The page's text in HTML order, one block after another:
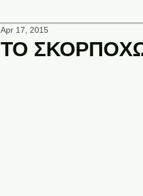
ΤΟ
Apr 17, 2015